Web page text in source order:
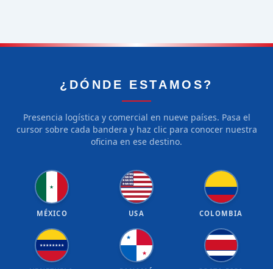
¿DÓNDE ESTAMOS?
Presencia logística y comercial en nueve países. Pasa el
cursor sobre cada bandera y haz clic para conocer nuestra
oficina en ese destino.
★
MÉXICO
★★★★★
★★★★★
★★★★★
★★★★★
USA COLOMBIA
★★★★★★★★
★
★